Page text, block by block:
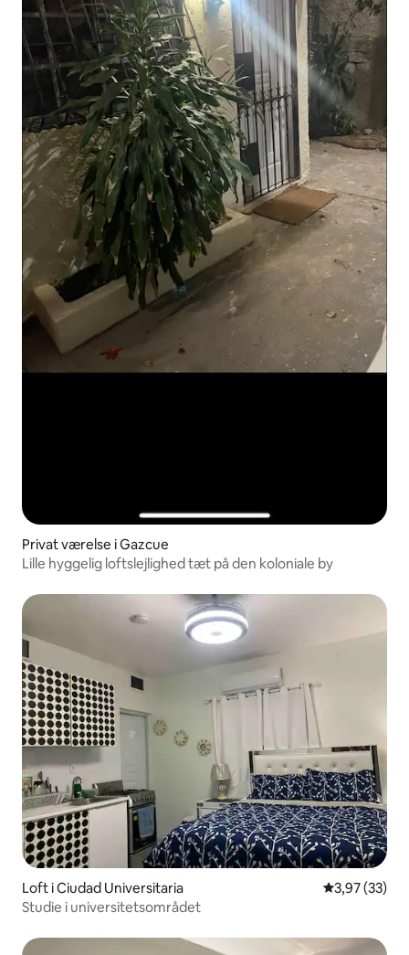
Privat værelse i Gazcue
Lille hyggelig loftslejlighed tæt på den koloniale by
Loft i Ciudad Universitaria 3,97 ud af 5
3,97 (33)
Studie i universitetsområdet